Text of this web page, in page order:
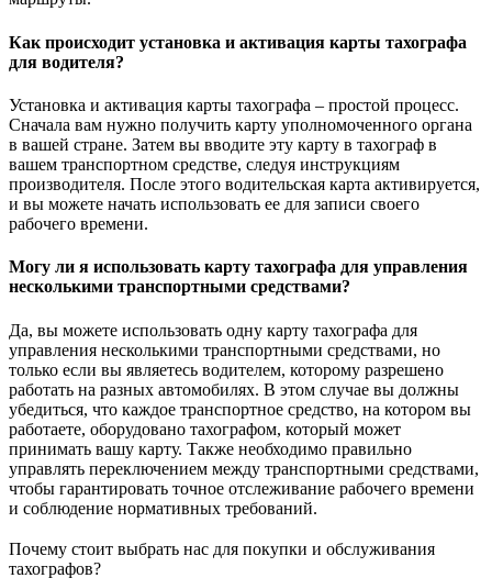
Как происходит установка и активация карты тахографа
для водителя?
Установка и активация карты тахографа – простой процесс.
Сначала вам нужно получить карту уполномоченного органа
в вашей стране. Затем вы вводите эту карту в тахограф в
вашем транспортном средстве, следуя инструкциям
производителя. После этого водительская карта активируется,
и вы можете начать использовать ее для записи своего
рабочего времени.
Могу ли я использовать карту тахографа для управления
несколькими транспортными средствами?
Да, вы можете использовать одну карту тахографа для
управления несколькими транспортными средствами, но
только если вы являетесь водителем, которому разрешено
работать на разных автомобилях. В этом случае вы должны
убедиться, что каждое транспортное средство, на котором вы
работаете, оборудовано тахографом, который может
принимать вашу карту. Также необходимо правильно
управлять переключением между транспортными средствами,
чтобы гарантировать точное отслеживание рабочего времени
и соблюдение нормативных требований.
Почему стоит выбрать нас для покупки и обслуживания
тахографов?